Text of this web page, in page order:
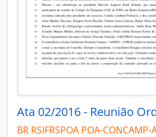
Ata 02/2016 - Reunião
BR RSIFRSPOA POA-